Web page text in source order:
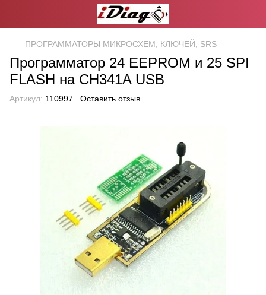
ПРОГРАММАТОРЫ МИКРОСХЕМ, КЛЮЧЕЙ, SRS
Программатор 24 EEPROM и 25 SPI
FLASH на CH341A USB
Артикул: 110997 Оставить отзыв